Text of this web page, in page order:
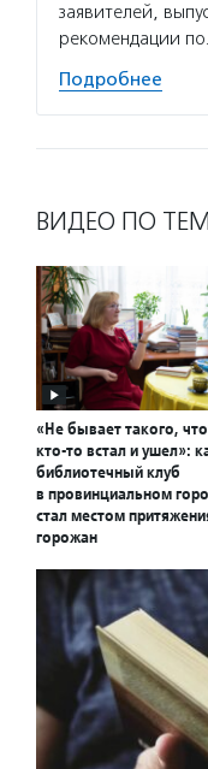
заявителей,
рекомендации
Подробнее
ВИДЕО ПО
«Не бывает такого,
кто-то встал и ушел»:
библиотечный клуб
в провинциальном
стал местом
горожан